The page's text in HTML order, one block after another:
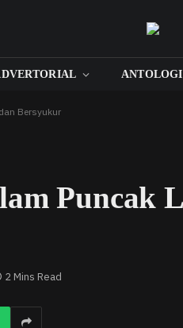
ANTOLOGI
Bersyukur
Puncak
2 Mins Read